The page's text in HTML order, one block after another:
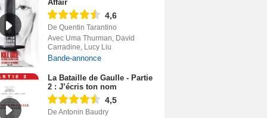
Affair
4,6
De Quentin Tarantino
Avec Uma Thurman, David
Carradine, Lucy Liu
Bande-annonce
La Bataille de Gaulle - Partie
2 : J’écris ton nom
4,5
De Antonin Baudry